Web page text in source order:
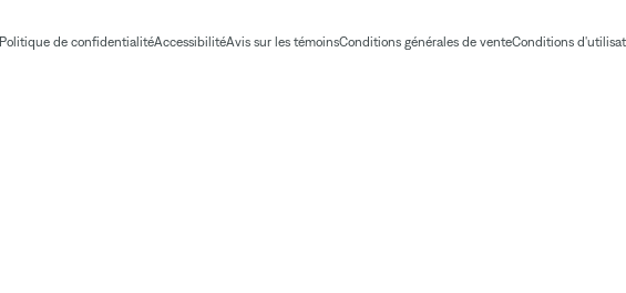
Politique de confidentialitéAccessibilitéAvis sur les témoinsConditions générales de venteConditions